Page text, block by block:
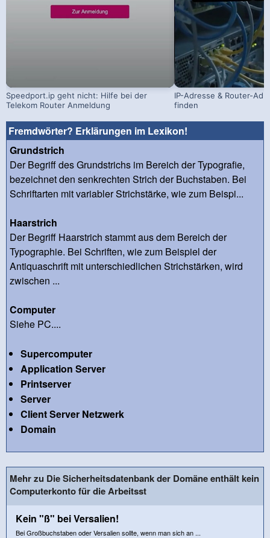
Speedport.ip geht nicht: Hilfe bei der
Telekom Router Anmeldung
IP-Adresse & Router-
finden
Fremdwörter? Erklärungen im Lexikon!
Grundstrich
Der Begriff des Grundstrichs im Bereich der Typografie,
bezeichnet den senkrechten Strich der Buchstaben. Bei
Schriftarten mit variabler Strichstärke, wie zum Beispi...
Haarstrich
Der Begriff Haarstrich stammt aus dem Bereich der
Typographie. Bei Schriften, wie zum Beispiel der
Antiquaschrift mit unterschiedlichen Strichstärken, wird
zwischen ...
Computer
Siehe PC....
Supercomputer
Application Server
Printserver
Server
Client Server Netzwerk
Domain
Mehr zu Die Sicherheitsdatenbank der Domäne enthält kein
Computerkonto für die Arbeitsst
Kein "ß" bei Versalien!
Bei Großbuchstaben oder Versalien sollte, wenn man sich an ...